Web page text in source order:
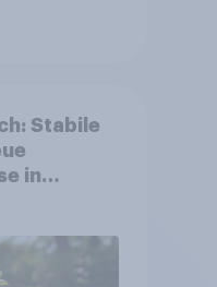
Stabile
in